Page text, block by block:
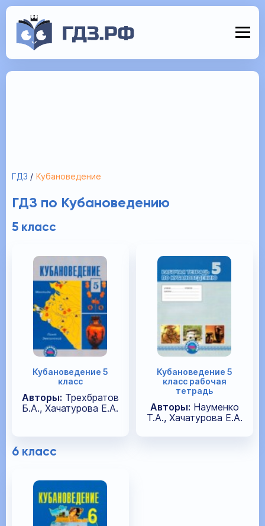
ГДЗ Кубановедение
ГДЗ по Кубановедению
5 класс
Кубановедение 5
класс
Авторы: Трехбратов
Б.А., Хачатурова Е.А.
Кубановедение 5
класс рабочая
тетрадь
Авторы: Науменко
Т.А., Хачатурова Е.А.
6 класс